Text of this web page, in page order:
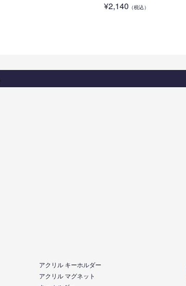
¥2,140 （税込）
アクリル キーホルダー
アクリル マグネット